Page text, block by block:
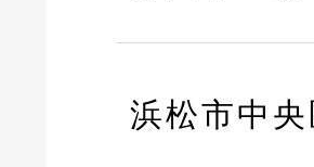
浜松市中